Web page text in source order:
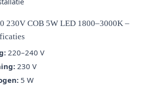
230V COB 5W LED 1800–3000K –
220–240 V
230 V
5 W